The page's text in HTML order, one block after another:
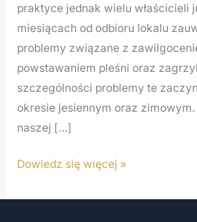
praktyce jednak wielu właścicieli
miesiącach od odbioru lokalu
problemy związane z
powstawaniem pleśni oraz
szczególności problemy te
okresie jesiennym oraz
naszej […]
Dowiedz się więcej »